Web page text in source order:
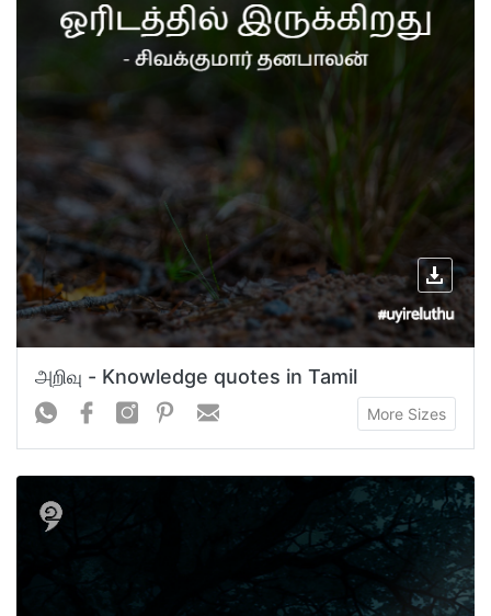
அறிவு - Knowledge quotes in Tamil
More Sizes